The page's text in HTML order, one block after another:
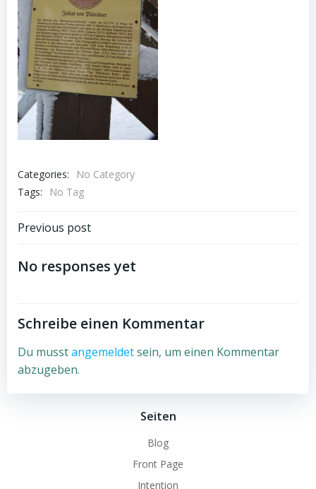
Categories:
No Category
Tags:
No Tag
Beitragsnavigation
Previous post
No responses yet
Schreibe einen Kommentar
Du musstangemeldetsein, um einen Kommentar
abzugeben.
Seiten
Blog
Front Page
Intention